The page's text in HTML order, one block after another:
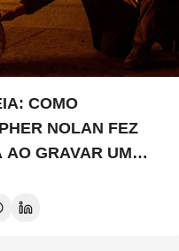
COMO
NOLAN FEZ
AO GRAVAR UM
SIGNIFICA